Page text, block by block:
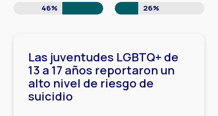
46% 26%
Las juventudes LGBTQ+ de
13 a 17 años reportaron un
alto nivel de riesgo de
suicidio